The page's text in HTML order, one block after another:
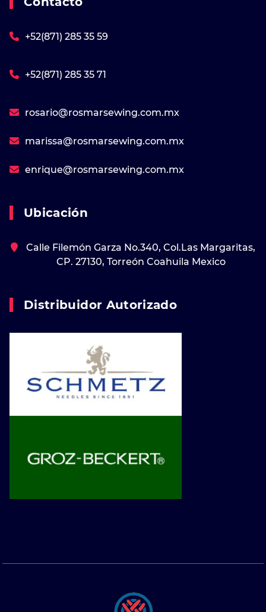
+52(871) 285 35 59
+52(871) 285 35 71
rosario@rosmarsewing.com.mx
marissa@rosmarsewing.com.mx
enrique@rosmarsewing.com.mx
Ubicación
Calle Filemón Garza No.340, Col.Las Margaritas,
CP. 27130, Torreón Coahuila Mexico
Distribuidor Autorizado